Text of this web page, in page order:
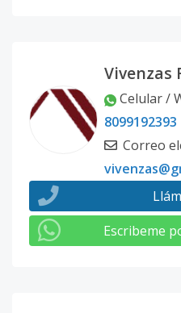
Vivenzas
Celular /
8099192393
Correo
Escribeme